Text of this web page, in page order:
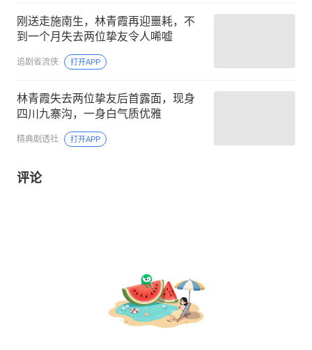
刚送走施南生，林青霞再迎噩耗，不
到一个月失去两位挚友令人唏嘘
追剧省流侠 打开APP
林青霞失去两位挚友后首露面，现身
四川九寨沟，一身白气质优雅
精典剧透社 打开APP
评论